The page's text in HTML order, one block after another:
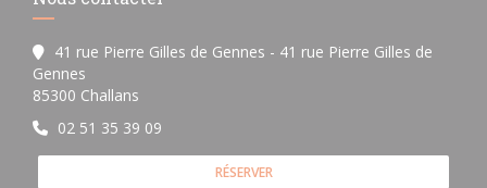
41 rue Pierre Gilles de Gennes - 41 rue Pierre Gilles de
Gennes
85300 Challans
02 51 35 39 09
RÉSERVER